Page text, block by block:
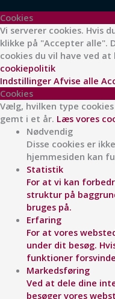
Cookies
Vi serverer cookies. Hvis
klikke på "Accepter alle".
cookies du vil have ved
cookiepolitik
Indstillinger Afvise alle
Cookies
Vælg, hvilken type
gemt i et år. Læs vores
Nødvendig
Disse cookies er
hjemmesiden kan
Statistik
For at vi kan
struktur på
bruges på.
Erfaring
For at vores
under dit besøg.
funktioner
Markedsføring
Ved at dele dine
besøger vores